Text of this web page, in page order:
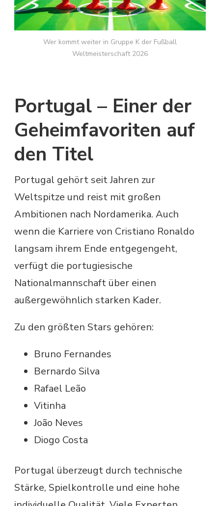
Wer kommt weiter in Gruppe K der Fußball
Weltmeisterschaft 2026
Portugal – Einer der
Geheimfavoriten auf
den Titel
Portugal gehört seit Jahren zur
Weltspitze und reist mit großen
Ambitionen nach Nordamerika. Auch
wenn die Karriere von Cristiano Ronaldo
langsam ihrem Ende entgegengeht,
verfügt die portugiesische
Nationalmannschaft über einen
außergewöhnlich starken Kader.
Zu den größten Stars gehören:
Bruno Fernandes
Bernardo Silva
Rafael Leão
Vitinha
João Neves
Diogo Costa
Portugal überzeugt durch technische
Stärke, Spielkontrolle und eine hohe